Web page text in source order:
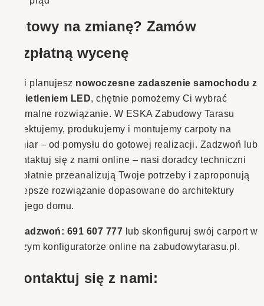
Gotowy na zmianę? Zamów
bezpłatną wycenę
Jeśli planujesz nowoczesne zadaszenie samochodu z
oświetleniem LED, chętnie pomożemy Ci wybrać
optymalne rozwiązanie. W ESKA Zabudowy Tarasu
projektujemy, produkujemy i montujemy carpoty na
wymiar – od pomysłu do gotowej realizacji. Zadzwoń lub
skontaktuj się z nami online – nasi doradcy techniczni
bezpłatnie przeanalizują Twoje potrzeby i zaproponują
najlepsze rozwiązanie dopasowane do architektury
Twojego domu.
Zadzwoń: 691 607 777 lub skonfiguruj swój carport w
naszym konfiguratorze online na zabudowytarasu.pl.
Skontaktuj się z nami: